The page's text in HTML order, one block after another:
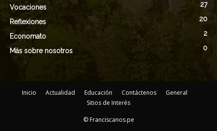
Vocaciones 27
Reflexiones 20
Economato 2
Más sobre nosotros 0
Inicio Actualidad Educación Contáctenos
General
Sitios de Interés
© Franciscanos.pe